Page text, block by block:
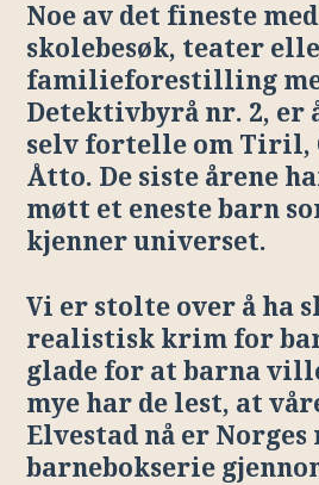
Noe av det fineste
skolebesøk, teater
familieforestilling
Detektivbyrå nr. 2, er
selv fortelle om Tiril,
Åtto. De siste årene
møtt et eneste barn
kjenner universet.
Vi er stolte over å ha
realistisk krim for
glade for at barna
mye har de lest, at
Elvestad nå er Norges
barnebokserie